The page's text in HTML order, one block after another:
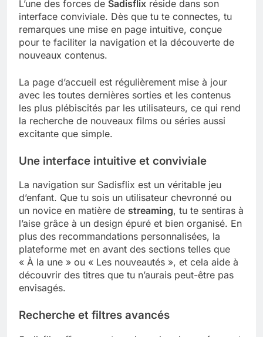
L’une des forces de Sadisflix réside dans son
interface conviviale. Dès que tu te connectes, tu
remarques une mise en page intuitive, conçue
pour te faciliter la navigation et la découverte de
nouveaux contenus.
La page d’accueil est régulièrement mise à jour
avec les toutes dernières sorties et les contenus
les plus plébiscités par les utilisateurs, ce qui rend
la recherche de nouveaux films ou séries aussi
excitante que simple.
Une interface intuitive et conviviale
La navigation sur Sadisflix est un véritable jeu
d’enfant. Que tu sois un utilisateur chevronné ou
un novice en matière de streaming, tu te sentiras à
l’aise grâce à un design épuré et bien organisé. En
plus des recommandations personnalisées, la
plateforme met en avant des sections telles que
« À la une » ou « Les nouveautés », et cela aide à
découvrir des titres que tu n’aurais peut-être pas
envisagés.
Recherche et filtres avancés